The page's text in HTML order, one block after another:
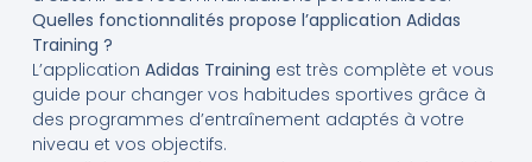
Quelles fonctionnalités propose l’application Adidas
Training ?
L’application Adidas Training est très complète et vous
guide pour changer vos habitudes sportives grâce à
des programmes d’entraînement adaptés à votre
niveau et vos objectifs.